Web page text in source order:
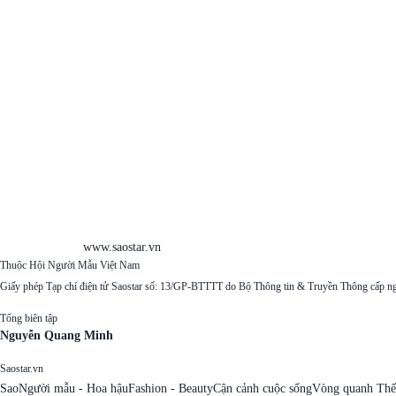
www.saostar.vn
Thuộc Hội Người Mẫu Việt Nam
Giấy phép Tạp chí điện tử Saostar số: 13/GP-BTTTT do Bộ Thông tin & Truyền Thông cấp
Tổng biên tập
Nguyễn Quang Minh
Saostar.vn
SaoNgười mẫu - Hoa hậuFashion - BeautyCận cảnh cuộc sốngVòng quanh